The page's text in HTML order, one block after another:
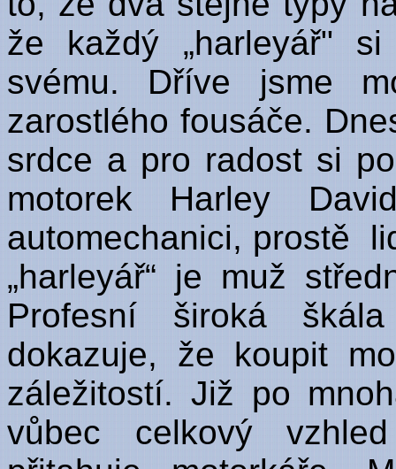
že každý „harleyář"
svému. Dříve jsme
zarostlého fousáče.
srdce a pro radost si
motorek Harley
automechanici, prostě
„harleyář“ je muž
Profesní široká
dokazuje, že koupit
záležitostí. Již po
vůbec celkový